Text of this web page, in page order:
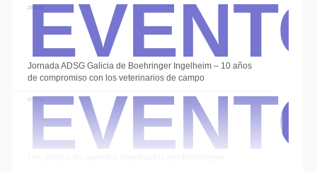
28 Ene
Jornada ADSG Galicia de Boehringer Ingelheim – 10 años
de compromiso con los veterinarios de campo
07 Ene